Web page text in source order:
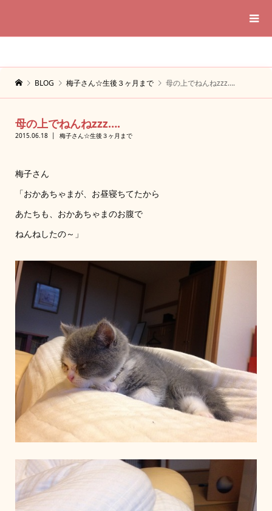
BLOG 梅子さん☆生後３ヶ月まで 母の上でねんねzzz….
母の上でねんねzzz….
2015.06.18 梅子さん☆生後３ヶ月まで
梅子さん
「おかあちゃまが、お昼寝ちてたから
あたちも、おかあちゃまのお腹で
ねんねしたの～」